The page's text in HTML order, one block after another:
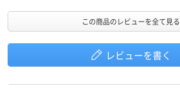
この商品のレビューを全て見る
レビューを書く